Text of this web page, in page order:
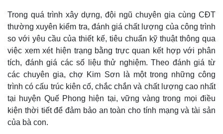
Trong quá trình xây dựng, đội ngũ chuyên gia cùng CĐT
thường xuyên kiểm tra, đánh giá chất lượng của công trình
so với yêu cầu của thiết kế, tiêu chuẩn kỹ thuật thông qua
việc xem xét hiện trạng bằng trực quan kết hợp với phân
tích, đánh giá các số liệu thử nghiệm. Theo đánh giá từ
các chuyên gia, chợ Kim Sơn là một trong những công
trình có cấu trúc kiên cố, chắc chắn và chất lượng cao nhất
tại huyện Quế Phong hiện tại, vững vàng trong mọi điều
kiện thời tiết để đảm bảo an toàn cho tính mạng và tài sản
của bà con.